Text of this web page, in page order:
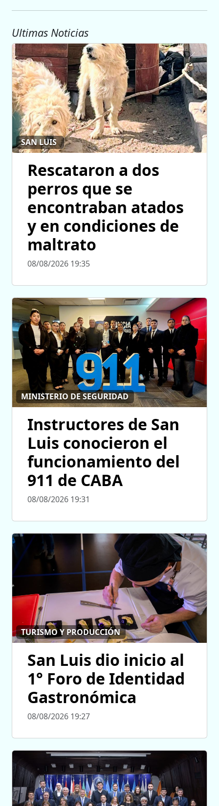
Ultimas Noticias
SAN LUIS
Rescataron a dos
perros que se
encontraban atados
y en condiciones de
maltrato
08/08/2026 19:35
MINISTERIO DE SEGURIDAD
Instructores de San
Luis conocieron el
funcionamiento del
911 de CABA
08/08/2026 19:31
TURISMO Y PRODUCCIÓN
San Luis dio inicio al
1° Foro de Identidad
Gastronómica
08/08/2026 19:27